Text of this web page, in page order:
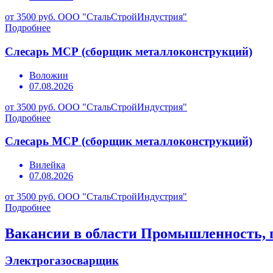
от 3500 руб. ООО "СтальСтройИндустрия"
Подробнее
Слесарь МСР (сборщик металлоконструкций)
Воложин
07.08.2026
от 3500 руб. ООО "СтальСтройИндустрия"
Подробнее
Слесарь МСР (сборщик металлоконструкций)
Вилейка
07.08.2026
от 3500 руб. ООО "СтальСтройИндустрия"
Подробнее
Вакансии в области Промышленность,
Электрогазосварщик